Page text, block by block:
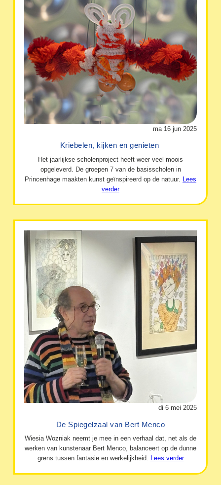
ma 16 jun 2025
Kriebelen, kijken en genieten
Het jaarlijkse scholenproject heeft weer veel moois
opgeleverd. De groepen 7 van de basisscholen in
Princenhage maakten kunst geïnspireerd op de natuur. Lees
verder
di 6 mei 2025
De Spiegelzaal van Bert Menco
Wiesia Wozniak neemt je mee in een verhaal dat, net als de
werken van kunstenaar Bert Menco, balanceert op de dunne
grens tussen fantasie en werkelijkheid. Lees verder